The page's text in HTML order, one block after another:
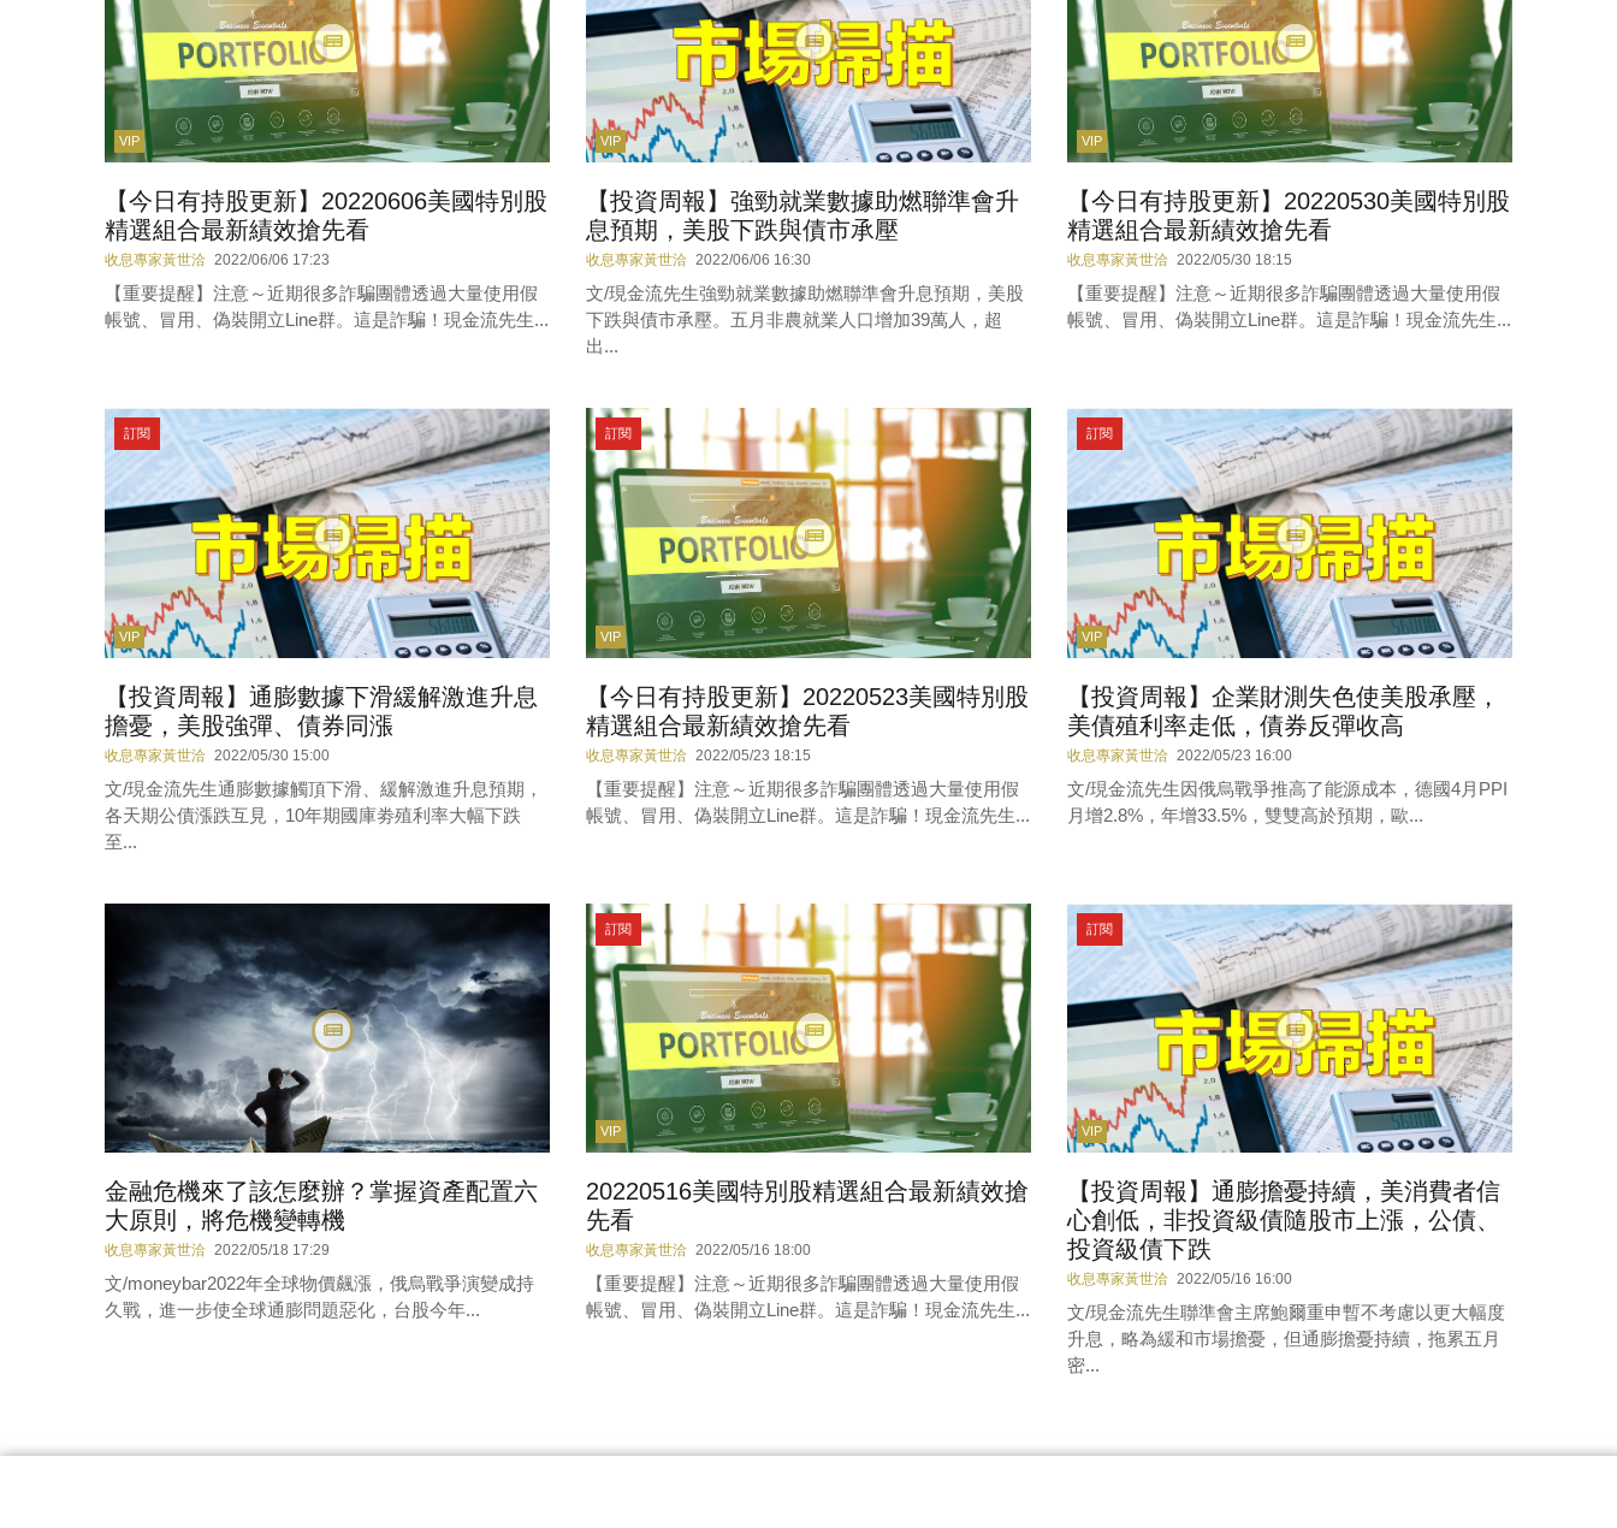
VIP
【今日有持股更新】20220606美國特別股
精選組合最新績效搶先看
收息專家黃世洽 2022/06/06 17:23
【重要提醒】注意～近期很多詐騙團體透過大量使用假
帳號、冒用、偽裝開立Line群。這是詐騙！現金流先生...
VIP
【投資周報】強勁就業數據助燃聯準會升
息預期，美股下跌與債市承壓
收息專家黃世洽 2022/06/06 16:30
文/現金流先生強勁就業數據助燃聯準會升息預期，美股
下跌與債市承壓。五月非農就業人口增加39萬人，超
出...
VIP
【今日有持股更新】20220530美國特別股
精選組合最新績效搶先看
收息專家黃世洽 2022/05/30 18:15
【重要提醒】注意～近期很多詐騙團體透過大量使用假
帳號、冒用、偽裝開立Line群。這是詐騙！現金流先生...
VIP
訂閱
【投資周報】通膨數據下滑緩解激進升息
擔憂，美股強彈、債券同漲
收息專家黃世洽 2022/05/30 15:00
文/現金流先生通膨數據觸頂下滑、緩解激進升息預期，
各天期公債漲跌互見，10年期國庫劵殖利率大幅下跌
至...
VIP
訂閱
【今日有持股更新】20220523美國特別股
精選組合最新績效搶先看
收息專家黃世洽 2022/05/23 18:15
【重要提醒】注意～近期很多詐騙團體透過大量使用假
帳號、冒用、偽裝開立Line群。這是詐騙！現金流先生...
VIP
訂閱
【投資周報】企業財測失色使美股承壓，
美債殖利率走低，債券反彈收高
收息專家黃世洽 2022/05/23 16:00
文/現金流先生因俄烏戰爭推高了能源成本，德國4月PPI
月增2.8%，年增33.5%，雙雙高於預期，歐...
金融危機來了該怎麼辦？掌握資產配置六
大原則，將危機變轉機
收息專家黃世洽 2022/05/18 17:29
文/moneybar2022年全球物價飆漲，俄烏戰爭演變成持
久戰，進一步使全球通膨問題惡化，台股今年...
VIP
訂閱
20220516美國特別股精選組合最新績效搶
先看
收息專家黃世洽 2022/05/16 18:00
【重要提醒】注意～近期很多詐騙團體透過大量使用假
帳號、冒用、偽裝開立Line群。這是詐騙！現金流先生...
VIP
訂閱
【投資周報】通膨擔憂持續，美消費者信
心創低，非投資級債隨股市上漲，公債、
投資級債下跌
收息專家黃世洽 2022/05/16 16:00
文/現金流先生聯準會主席鮑爾重申暫不考慮以更大幅度
升息，略為緩和市場擔憂，但通膨擔憂持續，拖累五月
密...